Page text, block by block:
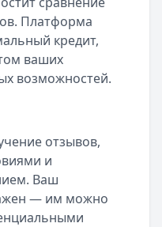
Платформа
кредит,
ваших
возможностей.
отзывов,
и
Ваш
— им можно